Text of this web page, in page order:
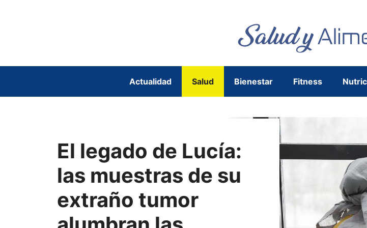
Actualidad Salud Bienestar Fitness
El legado de Lucía:
las muestras de su
extraño tumor